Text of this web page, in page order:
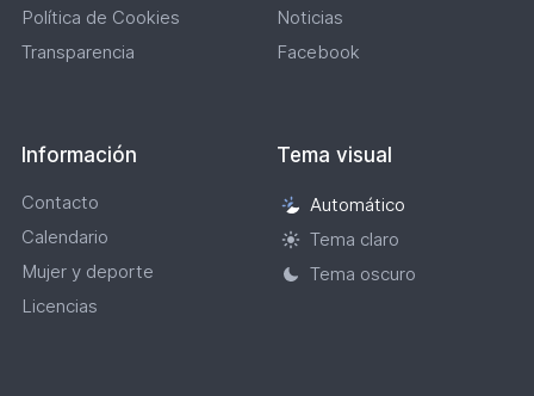
Política de Cookies
Transparencia
Noticias
Facebook
Información
Contacto
Calendario
Mujer y deporte
Licencias
Tema visual
Selección
de
tema
Automático
Tema claro
Tema oscuro